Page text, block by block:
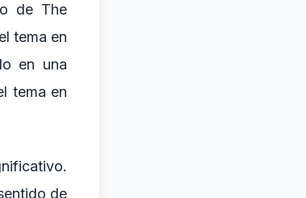
de The
tema en
en una
tema en
de